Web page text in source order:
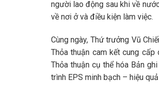
người lao động sau khi về
về nơi ở và điều kiện làm việc.
Cùng ngày, Thứ trưởng Vũ
Thỏa thuận cam kết cung cấp
Thỏa thuận cụ thể hóa Bản
trình EPS minh bạch – hiệu